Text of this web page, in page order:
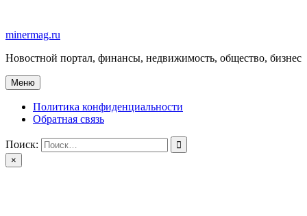
содержимому
minermag.ru
Новостной портал, финансы, недвижимость, общество, бизнес
Меню
Политика конфиденциальности
Обратная связь
Поиск:
×